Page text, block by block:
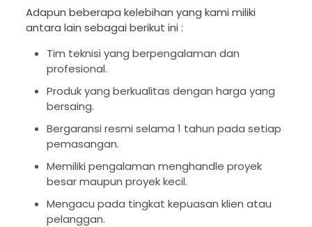
Adapun beberapa kelebihan yang kami miliki
antara lain sebagai berikut ini :
Tim teknisi yang berpengalaman dan
profesional.
Produk yang berkualitas dengan harga yang
bersaing.
Bergaransi resmi selama 1 tahun pada setiap
pemasangan.
Memiliki pengalaman menghandle proyek
besar maupun proyek kecil.
Mengacu pada tingkat kepuasan klien atau
pelanggan.